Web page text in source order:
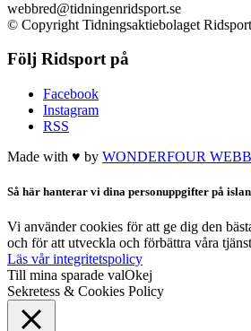
webbred@tidningenridsport.se
© Copyright Tidningsaktiebolaget
Följ Ridsport på
Facebook
Instagram
RSS
Made with ♥ by WONDERFOUR
Så här hanterar vi dina personuppgifter på
Vi använder cookies för att ge dig den
och för att utveckla och förbättra våra
Läs vår integritetspolicy
Till mina sparade valOkej
Sekretess & Cookies Policy